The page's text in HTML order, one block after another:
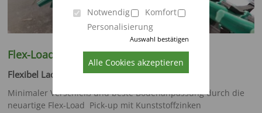
Notwendig
Komfort
Personalisierung
Auswahl bestätigen
Alle Cookies akzeptieren
Flex-Load Pick-up (optional)
Flexibel Laden - Zeit und Arbeit sparen
Minimaler Verschleiß und beste Bodenanpassung durch die
neuartige Flex-Load Pick-up mit Kunststoffzinken